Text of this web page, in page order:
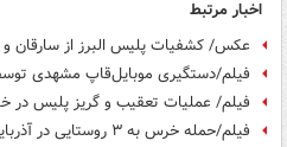
اخبار مرتبط
عکس/ کشفیات پلیس البرز از سارقان و
فیلم/دستگیری موبایل‌قاپ مشهدی توسط پلیس
فیلم/ عملیات تعقیب و گریز پلیس در
فیلم/حمله خرس به ۳ روستایی در آذربایجان شرقی